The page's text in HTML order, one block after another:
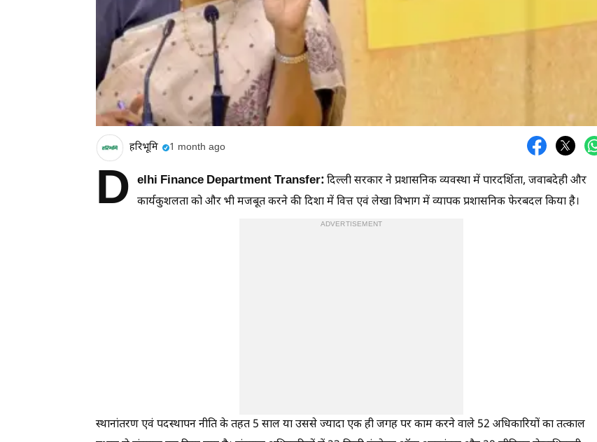
हरिभूमि 1 month ago
D elhi Finance Department Transfer:दिल्ली सरकार ने प्रशासनिक व्यवस्था में पारदर्शिता, जवाबदेही और
कार्यकुशलता को और भी मजबूत करने की दिशा में वित्त एवं लेखा विभाग में व्यापक प्रशासनिक फेरबदल किया है।
ADVERTISEMENT
स्थानांतरण एवं पदस्थापन नीति के तहत 5 साल या उससे ज्यादा एक ही जगह पर काम करने वाले 52 अधिकारियों का तत्काल